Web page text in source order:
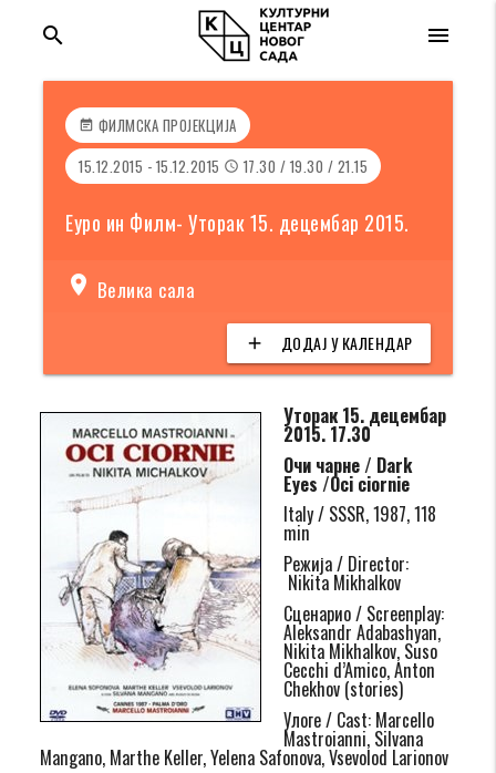
menu
search
event_note ФИЛМСКА ПРОЈЕКЦИЈА
15.12.2015 - 15.12.2015 access_time 17.30 / 19.30 / 21.15
Еуро ин Филм- Уторак 15. децембар 2015.
location_on Велика сала
add ДОДАЈ У КАЛЕНДАР
Уторак 15. децембар
2015. 17.30
Очи чарне / Dark
Eyes /Oci ciornie
Italy / SSSR, 1987, 118
min
Режија / Director:
Nikita Mikhalkov
Сценарио / Screenplay:
Aleksandr Adabashyan,
Nikita Mikhalkov, Suso
Cecchi d’Amico, Anton
Chekhov (stories)
Улоге / Cast: Marcello
Mastroianni, Silvana
Mangano, Marthe Keller, Yelena Safonova, Vsevolod Larionov